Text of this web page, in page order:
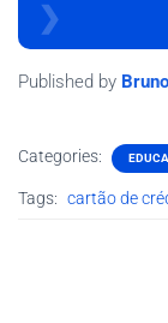
Published by Bruno
Categories:
Tags: cartão de